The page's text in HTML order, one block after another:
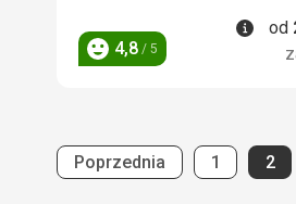
Ocena
4,8 / 5
od
Poprzednia StronaStrona
1 2